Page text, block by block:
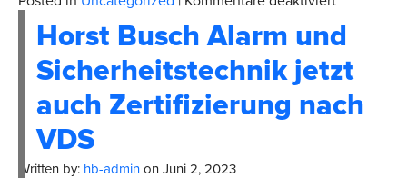
und
Horst Busch Alarm und
Sicherheitstechnik jetzt
auch Zertifizierung nach
VDS
Written by: hb-admin on Juni 2, 2023